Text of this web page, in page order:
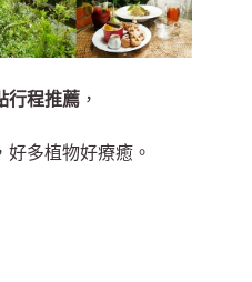
行程推薦 ，
多植物好療癒。